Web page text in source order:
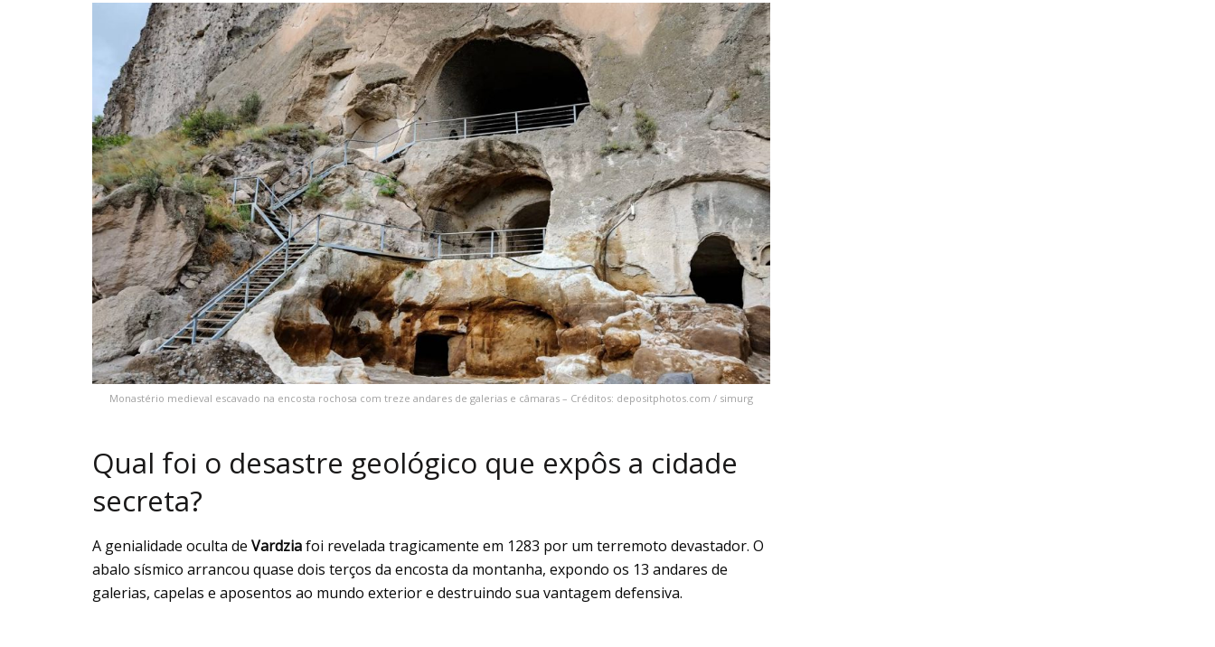
Monastério medieval escavado na encosta rochosa com treze andares de galerias e câmaras – Créditos: depositphotos.com / simurg
Qual foi o desastre geológico que expôs a cidade
secreta?
A genialidade oculta de Vardziafoi revelada tragicamente em 1283 por um terremoto devastador. O
abalo sísmico arrancou quase dois terços da encosta da montanha, expondo os 13 andares de
galerias, capelas e aposentos ao mundo exterior e destruindo sua vantagem defensiva.